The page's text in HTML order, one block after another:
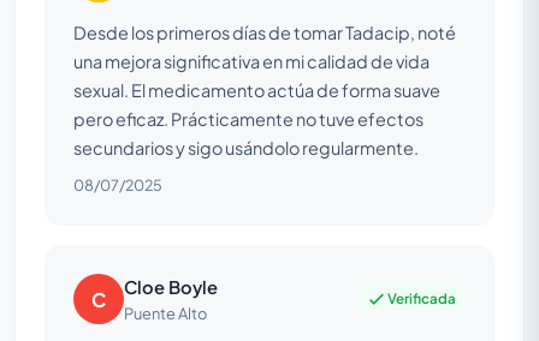
Desde los primeros días de tomar Tadacip, noté
una mejora significativa en mi calidad de vida
sexual. El medicamento actúa de forma suave
pero eficaz. Prácticamente no tuve efectos
secundarios y sigo usándolo regularmente.
08/07/2025
C Cloe Boyle
Puente Alto
Verificada